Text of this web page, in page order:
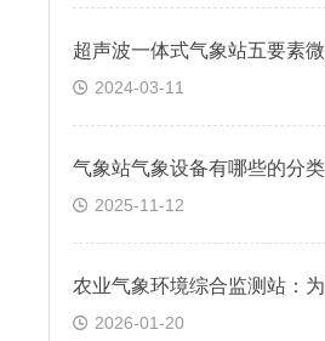
2024-03-11
2025-11-12
2026-01-20